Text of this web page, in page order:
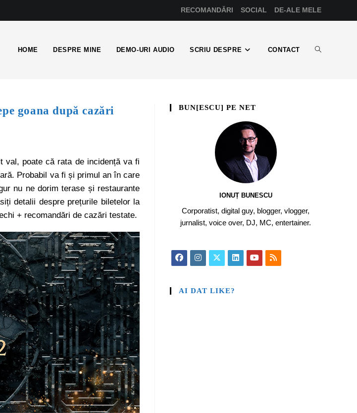
RECOMANDĂRI SOCIAL DE-ALE MELE
HOME DESPRE MINE DEMO-URI AUDIO SCRIU DESPRE CONTACT
goana după cazări
val, poate că rata de incidență va fi
Probabil va fi și primul an în care
nu ne dorim terase și restaurante
detalii despre prețurile biletelor la
+ recomandări de cazări testate.
BUN[ESCU] PE NET
IONUȚ BUNESCU
Corporatist, digital guy, blogger, vlogger,
jurnalist, voice over, DJ, MC, entertainer.
AI DAT LIKE?